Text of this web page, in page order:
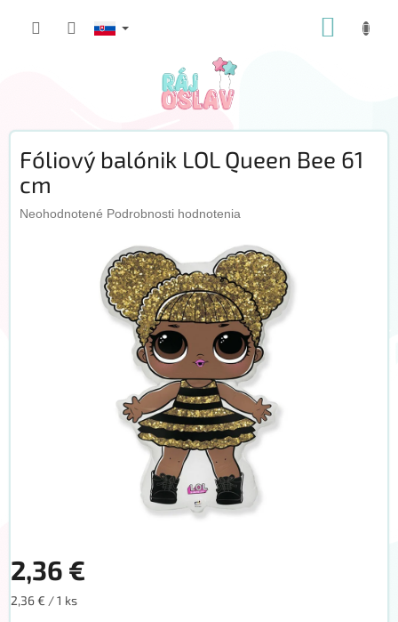
Fóliový balónik LOL Queen Bee 61
cm
Priemerné
Neohodnotené Podrobnosti hodnotenia
2,36 €
Jednotková
2,36 € / 1 ks